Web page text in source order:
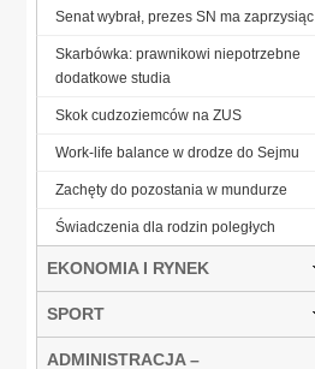
Senat wybrał, prezes SN ma zaprzysiąc
Skarbówka: prawnikowi niepotrzebne
dodatkowe studia
Skok cudzoziemców na ZUS
Work-life balance w drodze do Sejmu
Zachęty do pozostania w mundurze
Świadczenia dla rodzin poległych
EKONOMIA I RYNEK
SPORT
ADMINISTRACJA –